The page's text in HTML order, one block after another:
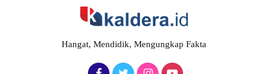
Hangat, Mendidik, Mengungkap Fakta